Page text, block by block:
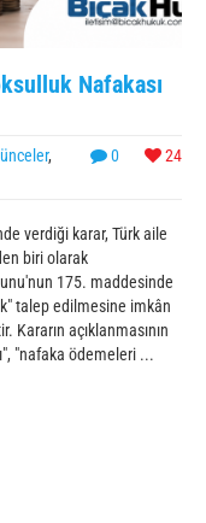
Nafakası
0 24
,
verdiği karar, Türk aile
biri olarak
175. maddesinde
talep edilmesine imkân
açıklanmasının
"nafaka ödemeleri ...